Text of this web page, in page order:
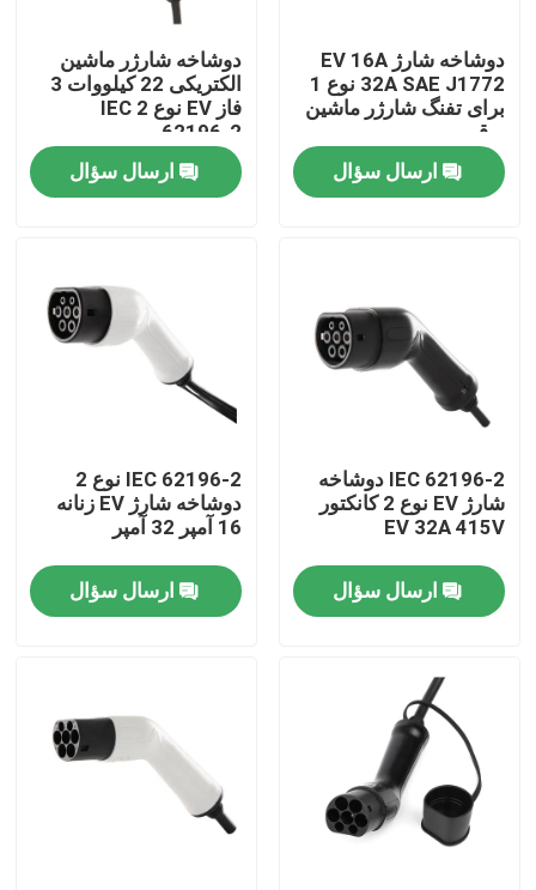
صفحه اصلی
درباره ما
تور کارخانه
کنترل کیفیت
با ما تماس بگیرید
موارد
درخواست نقل قول
دوشاخه شارژ EV 16A
32A SAE J1772 نوع 1
برای تفنگ شارژر ماشین
برقی
ارسال سؤال
دوشاخه شارژر ماشین
الکتریکی 22 کیلووات 3
فاز EV نوع 2 IEC
62196-2
ارسال سؤال
IEC 62196-2 دوشاخه
شارژ EV نوع 2 کانکتور
EV 32A 415V
ارسال سؤال
IEC 62196-2 نوع 2
دوشاخه شارژ EV زنانه
16 آمپر 32 آمپر
ارسال سؤال